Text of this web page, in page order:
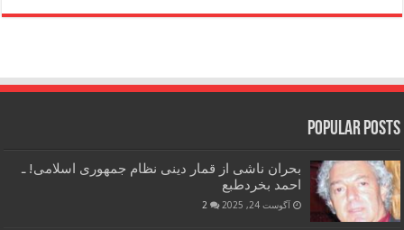
Popular Posts
بحران ناشی از قمار دینی نظام جمهوری اسلامی! ـ
احمد بخردطبع
آگوست 24, 2025 2